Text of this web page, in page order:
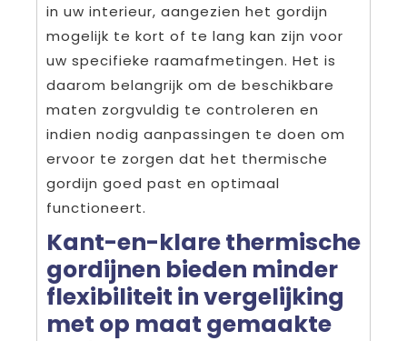
in uw interieur, aangezien het gordijn
mogelijk te kort of te lang kan zijn voor
uw specifieke raamafmetingen. Het is
daarom belangrijk om de beschikbare
maten zorgvuldig te controleren en
indien nodig aanpassingen te doen om
ervoor te zorgen dat het thermische
gordijn goed past en optimaal
functioneert.
Kant-en-klare thermische
gordijnen bieden minder
flexibiliteit in vergelijking
met op maat gemaakte